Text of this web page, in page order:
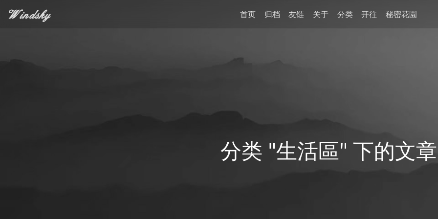
Windsky 首页 归档 友链 关于 分类 开往 秘密花園
分类 "生活區" 下的文章